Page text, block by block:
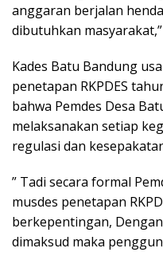
anggaran berjalan
dibutuhkan
Kades Batu Bandung
penetapan RKPDES
bahwa Pemdes Desa
melaksanakan setiap
regulasi dan
” Tadi secara formal
musdes penetapan
berkepentingan,
dimaksud maka